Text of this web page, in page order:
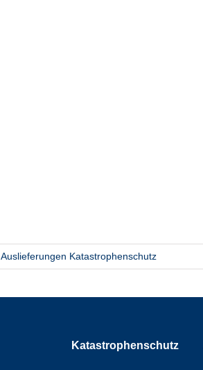
Auslieferungen Katastrophenschutz
Katastrophenschutz